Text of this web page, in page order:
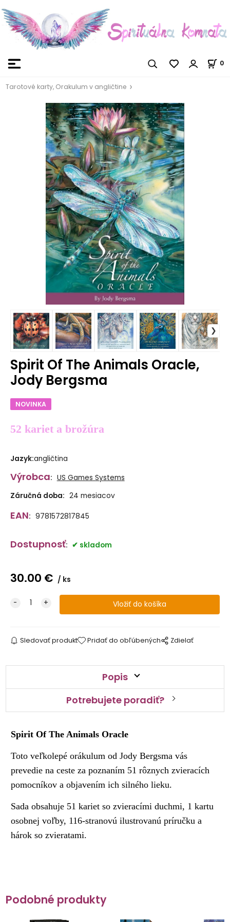
0
Tarotové karty, Orakulum v angličtine
Spirit Of The Animals Oracle,
Jody Bergsma
NOVINKA
52 kariet a brožúra
Jazyk:angličtina
Výrobca: US Games Systems
Záručná doba: 24 mesiacov
EAN: 9781572817845
Dostupnosť: skladom
30.00 € ks
Sledovať produkt Pridať do obľúbených Zdielať
Popis
Potrebujete poradiť?
Spirit Of The Animals Oracle
Toto veľkolepé orákulum od Jody Bergsma vás
prevedie na ceste za poznaním 51 rôznych zvieracích
pomocníkov a objavením ich silného lieku.
Sada obsahuje 51 kariet so zvieracími duchmi, 1 kartu
osobnej voľby, 116-stranovú ilustrovanú príručku a
hárok so zvieratami.
Podobné produkty